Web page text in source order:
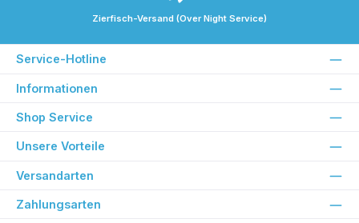
Zierfisch-Versand (Over Night Service)
Service-Hotline
Informationen
Shop Service
Unsere Vorteile
Versandarten
Zahlungsarten